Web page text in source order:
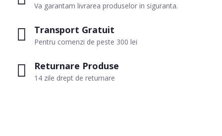
Va garantam livrarea produselor in siguranta.
Transport Gratuit
Pentru comenzi de peste 300 lei
Returnare Produse
14 zile drept de returnare